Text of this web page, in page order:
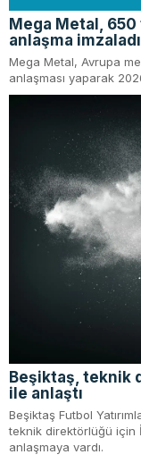
Mega Metal,
anlaşma imzaladı
Mega Metal, Avrupa
anlaşması yaparak
Beşiktaş, teknik
ile anlaştı
Beşiktaş Futbol
teknik direktörlüğü için
anlaşmaya vardı.